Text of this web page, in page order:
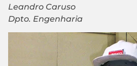
Leandro Caruso
Dpto. Engenharia